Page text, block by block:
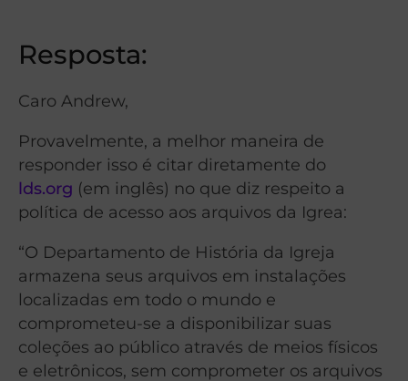
Resposta:
Caro Andrew,
Provavelmente, a melhor maneira de
responder isso é citar diretamente do
lds.org (em inglês) no que diz respeito a
política de acesso aos arquivos da Igrea:
“O Departamento de História da Igreja
armazena seus arquivos em instalações
localizadas em todo o mundo e
comprometeu-se a disponibilizar suas
coleções ao público através de meios físicos
e eletrônicos, sem comprometer os arquivos